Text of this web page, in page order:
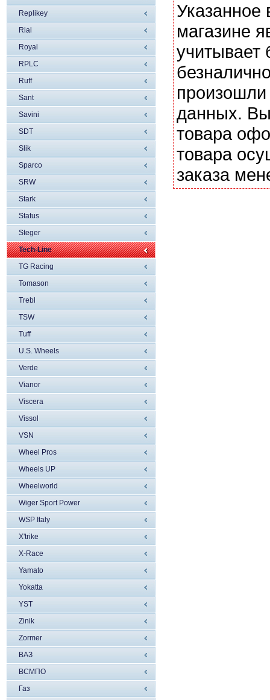
Replikey
Rial
Royal
RPLC
Ruff
Sant
Savini
SDT
Slik
Sparco
SRW
Stark
Status
Steger
Tech-Line
TG Racing
Tomason
Trebl
TSW
Tuff
U.S. Wheels
Verde
Vianor
Viscera
Vissol
VSN
Wheel Pros
Wheels UP
Wheelworld
Wiger Sport Power
WSP Italy
X'trike
X-Race
Yamato
Yokatta
YST
Zinik
Zormer
ВАЗ
ВСМПО
Газ
магазине
учитывает
данных. Вы
товара
товара
заказа